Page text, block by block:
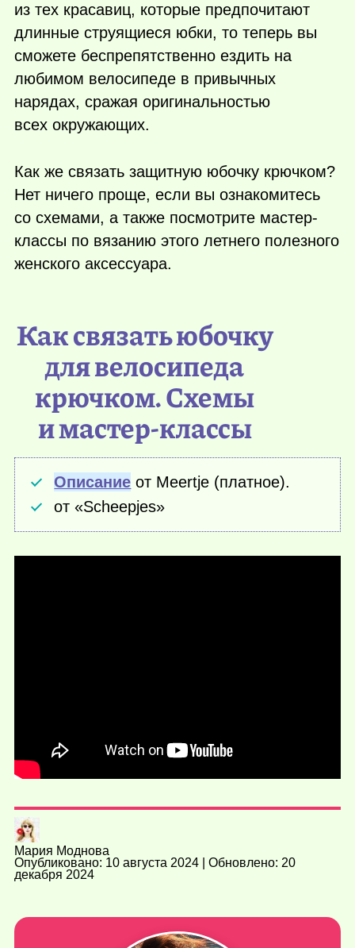
из тех красавиц, которые предпочитают
длинные струящиеся юбки, то теперь вы
сможете беспрепятственно ездить на
любимом велосипеде в привычных
нарядах, сражая оригинальностью
всех окружающих.
Как же связать защитную юбочку крючком?
Нет ничего проще, если вы ознакомитесь
со схемами, а также посмотрите мастер-
классы по вязанию этого летнего полезного
женского аксессуара.
Как связать юбочку
для велосипеда
крючком. Схемы
и мастер-классы
Описание от Meertje (платное).
от «Scheepjes»
Мария Моднова
Опубликовано: 10 августа 2024 | Обновлено: 20
декабря 2024